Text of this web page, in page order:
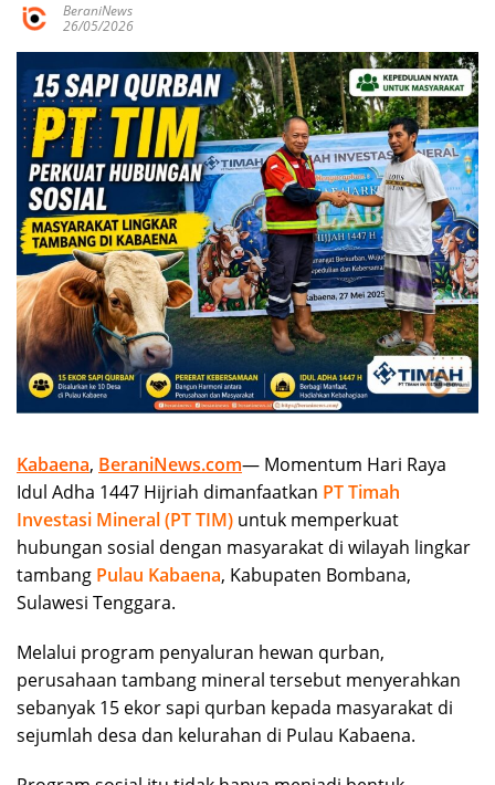
BeraniNews
26/05/2026
Kabaena, BeraniNews.com— Momentum Hari Raya
Idul Adha 1447 Hijriah dimanfaatkan PT Timah
Investasi Mineral (PT TIM) untuk memperkuat
hubungan sosial dengan masyarakat di wilayah lingkar
tambang Pulau Kabaena, Kabupaten Bombana,
Sulawesi Tenggara.
Melalui program penyaluran hewan qurban,
perusahaan tambang mineral tersebut menyerahkan
sebanyak 15 ekor sapi qurban kepada masyarakat di
sejumlah desa dan kelurahan di Pulau Kabaena.